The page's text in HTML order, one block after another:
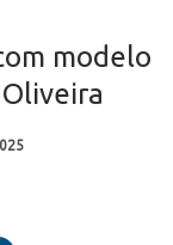
modelo